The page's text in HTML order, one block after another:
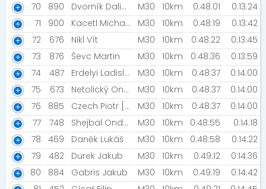
70
890 Dvorník Dalibor M30 10km 0:48:01
0:13:24
71
900 Kacetl Michael M30 10km 0:48:19
0:13:42
72
676 Nikl Vít M30 10km 0:48:22
0:13:45
73
876 Ševc Martin M30 10km 0:48:36
0:13:59
74
487 Erdelyi Ladislav M30 10km 0:48:37
0:14:00
75
673 Netolický Ondřej M30 10km 0:48:37
0:14:00
76
885 Czech Piotr [MISIAKI] M30 10km 0:48:37
0:14:00
77
748 Shejbal Ondřej M30 10km 0:48:55
0:14:18
78
469 Daněk Lukáš M30 10km 0:48:58
0:14:22
79
482 Durek Jakub M30 10km 0:49:12
0:14:36
80
884 Gabris Jakub M30 10km 0:49:19
0:14:42